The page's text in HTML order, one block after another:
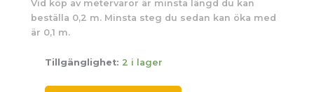
Vid köp av metervaror är minsta längd du kan
beställa 0,2 m. Minsta steg du sedan kan öka med
är 0,1 m.
Tillgänglighet: 2 i lager